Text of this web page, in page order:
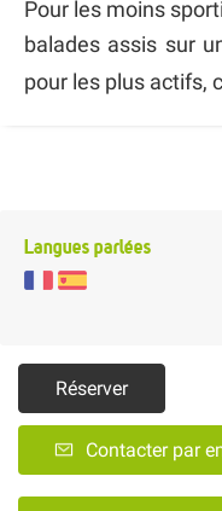
Pour les moins
balades assis sur
pour les plus actifs,
Langues parlées
Réserver
Contacter par